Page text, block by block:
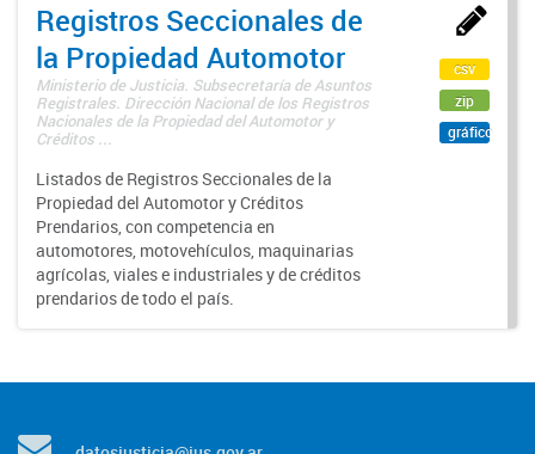
Registros Seccionales de
la Propiedad Automotor
Ministerio de Justicia. Subsecretaría de Asuntos
Registrales. Dirección Nacional de los Registros
Nacionales de la Propiedad del Automotor y
Créditos ...
Listados de Registros Seccionales de la
Propiedad del Automotor y Créditos
Prendarios, con competencia en
automotores, motovehículos, maquinarias
agrícolas, viales e industriales y de créditos
prendarios de todo el país.
csv
zip
gráfico